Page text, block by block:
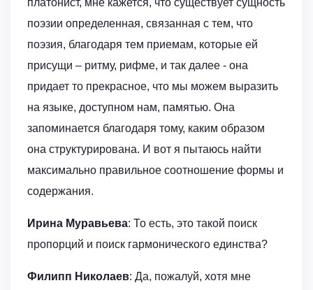
поэзии определенная, связанная с тем, что
поэзия, благодаря тем приемам, которые ей
присущи – ритму, рифме, и так далее - она
придает то прекрасное, что мы можем выразить
на языке, доступном нам, памятью. Она
запоминается благодаря тому, каким образом
она структурирована. И вот я пытаюсь найти
максимально правильное соотношение формы и
содержания.
Ирина Муравьева: То есть, это такой поиск
пропорций и поиск гармонического единства?
Филипп Николаев: Да, пожалуй, хотя мне